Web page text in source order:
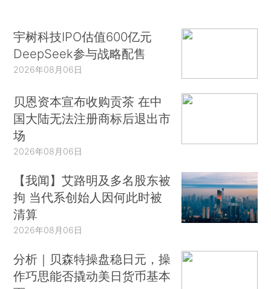
宇树科技IPO估值600亿元
DeepSeek参与战略配售
2026年08月06日
贝恩资本宣布收购贡茶 在中
国大陆无法注册商标后退出市
场
2026年08月06日
【我闻】艾路明及多名股东被
拘 当代系创始人因何此时被
清算
2026年08月06日
分析｜贝森特操盘稳日元，操
作巧思能否撬动美日货币基本